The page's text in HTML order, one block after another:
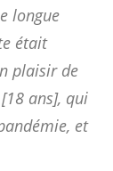
longue
était
plaisir de
ans], qui
et